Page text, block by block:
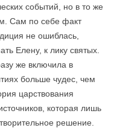
событий, но в то же
Сам по себе факт
не ошиблась,
Елену, к лику святых.
же включила в
больше чудес, чем
царствования
которая лишь
решение.